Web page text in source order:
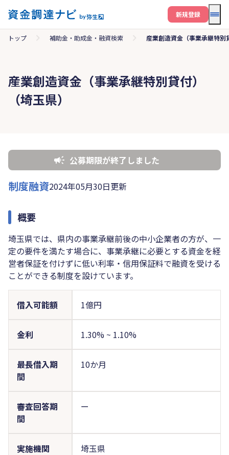
メ
新規登録
トップ 補助金・助成金・融資検索 産業創造資金（事業承継特別
産業創造資金（事業承継特別貸付）
（埼玉県）
公募期限が終了しました
制度融資2024年05月30日更新
概要
埼玉県では、県内の事業承継前後の中小企業者の方が、一
定の要件を満たす場合に、事業承継に必要とする資金を経
営者保証を付けずに低い利率・信用保証料で融資を受ける
ことができる制度を設けています。
借入可能額 1億円
金利 1.30% ~ 1.10%
最長借入期
間
10か月
審査回答期
間
ー
実施機関 埼玉県